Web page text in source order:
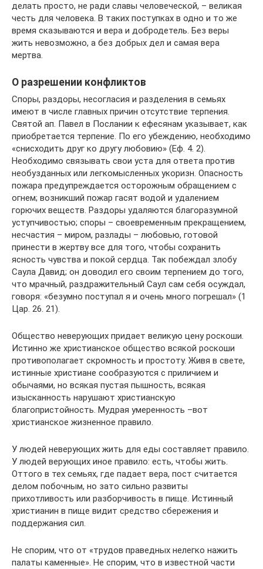
делать просто, не ради славы человеческой, – великая
честь для человека. В таких поступках в одно и то же
время сказываются и вера и добродетель. Без веры
жить невозможно, а без добрых дел и самая вера
мертва.
О разрешении конфликтов
Споры, раздоры, несогласия и разделения в семьях
имеют в числе главных причин отсутствие терпения.
Святой ап. Павел в Послании к ефесянам указывает, как
приобретается терпение. По его убеждению, необходимо
«снисходить друг ко другу любовию» (Еф. 4. 2).
Необходимо связывать свои уста для ответа против
необузданных или легкомысленных укоризн. Опасность
пожара предупреждается осторожным обращением с
огнем; возникший пожар гасят водой и удалением
горючих веществ. Раздоры удаляются благоразумной
уступчивостью; споры – своевременным прекращением,
несчастия – миром, разлады – любовью, готовой
принести в жертву все для того, чтобы сохранить
ясность чувства и покой сердца. Так побеждал злобу
Саула Давид; он доводил его своим терпением до того,
что мрачный, раздражительный Саул сам себя осуждал,
говоря: «безумно поступал я и очень много погрешал» (1
Цар. 26. 21).
Общество неверующих придает великую цену роскоши.
Истинно же христианское общество всякой роскоши
противополагает скромность и простоту. Живя в свете,
истинные христиане сообразуются с приличием и
обычаями, но всякая пустая пышность, всякая
изысканность нарушают христианскую
благопристойность. Мудрая умеренность –вот
христианское жизненное правило.
У людей неверующих жить для еды составляет правило.
У людей верующих иное правило: есть, чтобы жить.
Оттого в тех семьях, где падает вера, пост считается
делом побочным, но зато сильно развиты
прихотливость или разборчивость в пище. Истинный
христианин в пище видит средство сбережения и
поддержания сил.
Не спорим, что от «трудов праведных нелегко нажить
палаты каменные». Не спорим, что в известной части